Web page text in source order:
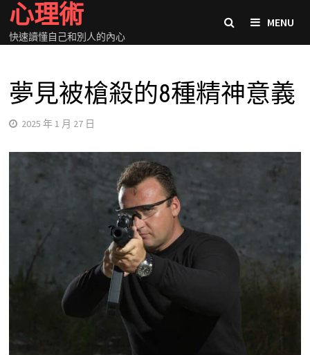
Skip
content
心理術
快速讀懂自己和別人的內心
MENU
夢見被槍殺的8種精神意義
2025 年 1 月 27 日